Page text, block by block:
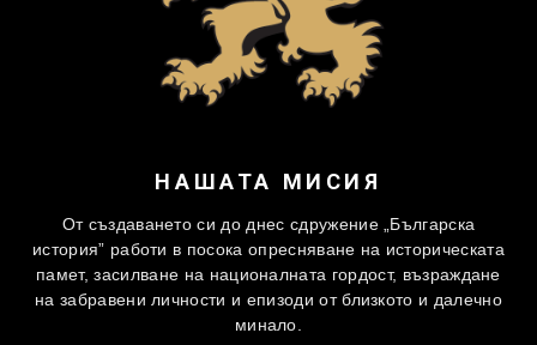
НАШАТА МИСИЯ
От създаването си до днес сдружение „Българска
история” работи в посока опресняване на историческата
памет, засилване на националната гордост, възраждане
на забравени личности и епизоди от близкото и далечно
минало.